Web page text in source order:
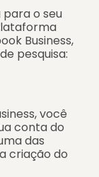
o seu
Business,
pesquisa:
você
conta do
das
criação do